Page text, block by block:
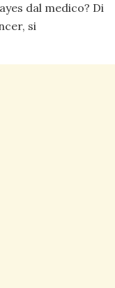
dal medico? Di
si